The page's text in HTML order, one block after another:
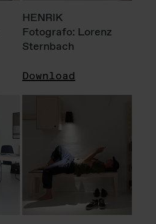
HENRIK
Fotografo: Lorenz
Sternbach
Download